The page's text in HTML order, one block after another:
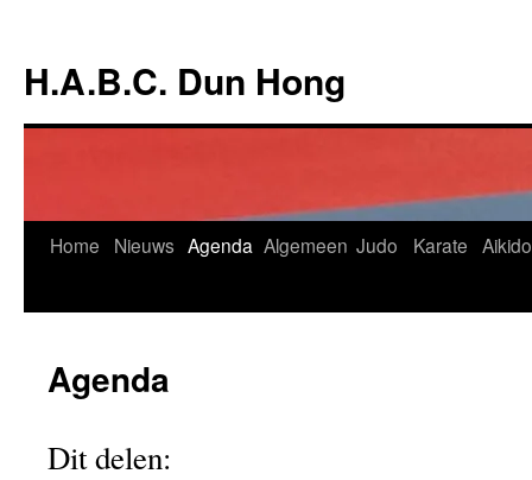
de
inhoud
H.A.B.C. Dun Hong
Home Nieuws Agenda Algemeen Judo Karate Aikido
Agenda
Dit delen: